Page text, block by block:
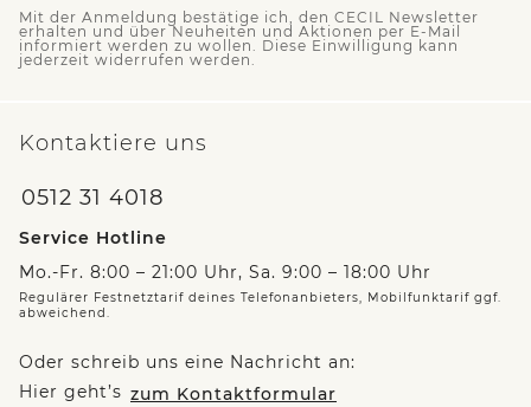
Mit der Anmeldung bestätige ich, den CECIL Newsletter
erhalten und über Neuheiten und Aktionen per E-Mail
informiert werden zu wollen. Diese Einwilligung kann
jederzeit widerrufen werden.
Kontaktiere uns
0512 31 4018
Service Hotline
Mo.-Fr. 8:00 – 21:00 Uhr, Sa. 9:00 – 18:00 Uhr
Regulärer Festnetztarif deines Telefonanbieters, Mobilfunktarif ggf.
abweichend.
Oder schreib uns eine Nachricht an:
Hier geht’s zum Kontaktformular